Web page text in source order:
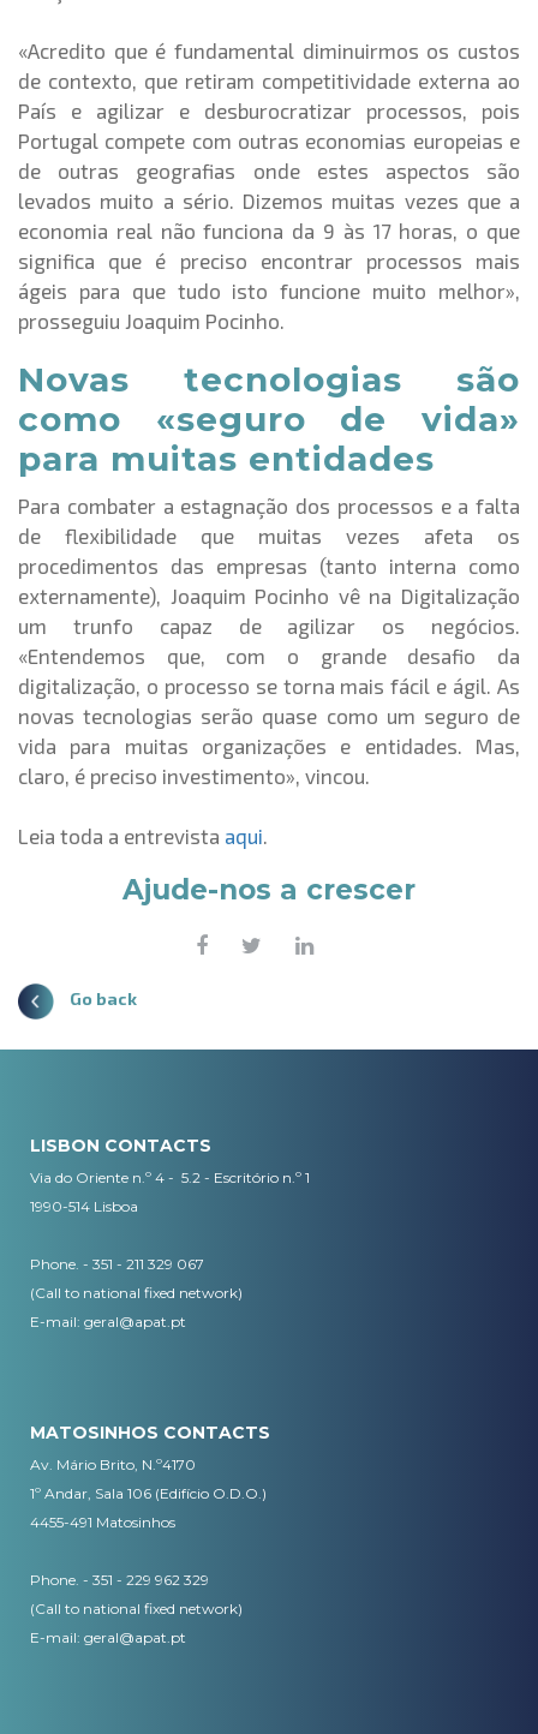
«Acredito que é fundamental diminuirmos os custos
de contexto, que retiram competitividade externa ao
País e agilizar e desburocratizar processos, pois
Portugal compete com outras economias europeias e
de outras geografias onde estes aspectos são
levados muito a sério. Dizemos muitas vezes que a
economia real não funciona da 9 às 17 horas, o que
significa que é preciso encontrar processos mais
ágeis para que tudo isto funcione muito melhor»,
prosseguiu Joaquim Pocinho.
Novas tecnologias são
como «seguro de vida»
para muitas entidades
Para combater a estagnação dos processos e a falta
de flexibilidade que muitas vezes afeta os
procedimentos das empresas (tanto interna como
externamente), Joaquim Pocinho vê na Digitalização
um trunfo capaz de agilizar os negócios.
«Entendemos que, com o grande desafio da
digitalização, o processo se torna mais fácil e ágil. As
novas tecnologias serão quase como um seguro de
vida para muitas organizações e entidades. Mas,
claro, é preciso investimento», vincou.
Leia toda a entrevista aqui.
Ajude-nos a crescer
Go back
LISBON CONTACTS
Via do Oriente n.º 4 - 5.2 - Escritório n.º 1
1990-514 Lisboa
Phone. - 351 - 211 329 067
(Call to national fixed network)
​E-mail: geral@apat.pt
MATOSINHOS CONTACTS
Av. Mário Brito, N.º4170
1º Andar, Sala 106 (Edifício O.D.O.)
4455-491 Matosinhos
Phone. - 351 - 229 962 329
(Call to national fixed network)
E-mail: geral@apat.pt